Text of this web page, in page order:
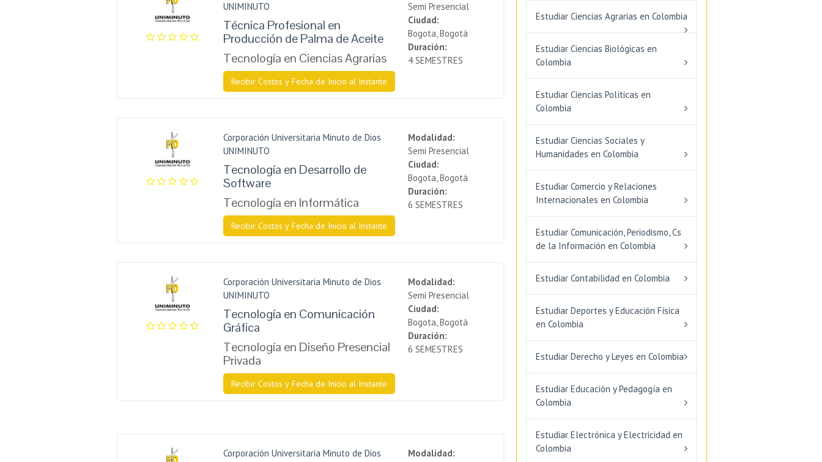
UNIMINUTO
Técnica Profesional en
Producción de Palma de Aceite
Tecnología en Ciencias Agrarias
Recibir Costos y Fecha de Inicio al Instante
Semi Presencial
Ciudad:
Bogota, Bogotá
Duración:
4 SEMESTRES
Corporación Universitaria Minuto de Dios
UNIMINUTO
Tecnología en Desarrollo de
Software
Tecnología en Informática
Recibir Costos y Fecha de Inicio al Instante
Modalidad:
Semi Presencial
Ciudad:
Bogota, Bogotá
Duración:
6 SEMESTRES
Corporación Universitaria Minuto de Dios
UNIMINUTO
Tecnología en Comunicación
Gráfica
Tecnología en Diseño Presencial
Privada
Recibir Costos y Fecha de Inicio al Instante
Modalidad:
Semi Presencial
Ciudad:
Bogota, Bogotá
Duración:
6 SEMESTRES
Corporación Universitaria Minuto de Dios
Modalidad:
Estudiar Ciencias Agrarias en Colombia
Estudiar Ciencias Biológicas en
Colombia
Estudiar Ciencias Políticas en
Colombia
Estudiar Ciencias Sociales y
Humanidades en Colombia
Estudiar Comercio y Relaciones
Internacionales en Colombia
Estudiar Comunicación, Periodismo, Cs
de la Información en Colombia
Estudiar Contabilidad en Colombia
Estudiar Deportes y Educación Física
en Colombia
Estudiar Derecho y Leyes en Colombia
Estudiar Educación y Pedagogía en
Colombia
Estudiar Electrónica y Electricidad en
Colombia